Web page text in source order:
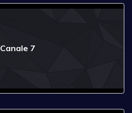
Canale 7